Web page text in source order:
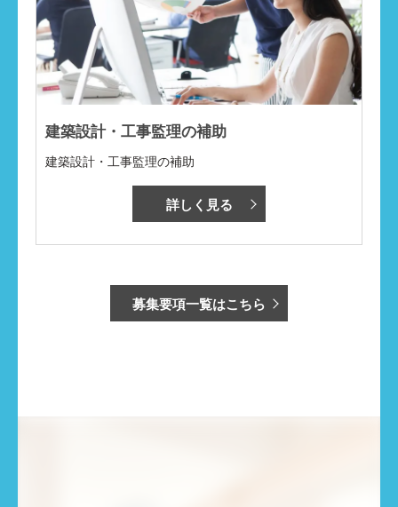
建築設計・工事監理の補助
建築設計・工事監理の補助
詳しく見る
募集要項一覧はこちら